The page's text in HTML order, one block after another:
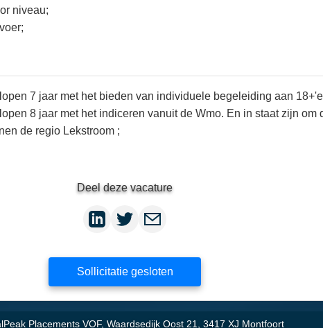
niveau;
7 jaar met het bieden van individuele begeleiding aan
8 jaar met het indiceren vanuit de Wmo. En in staat zijn om
de regio Lekstroom ;
Deel deze vacature
Sollicitatie gesloten
Placements VOF, Waardsedijk Oost 21, 3417 XJ Montfoort